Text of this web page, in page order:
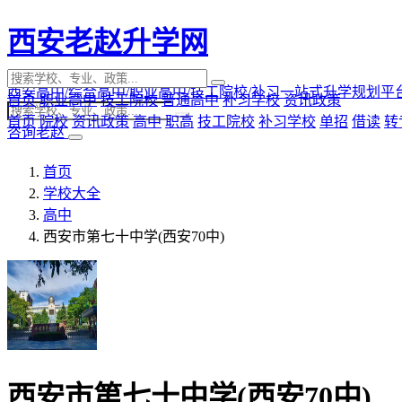
西安老赵升学网
西安高中/综合高中/职业高中/技工院校/补习一站式升学规划平
咨询老赵
首页 职业高中 技工院校 普通高中 补习学校 资讯政策
首页 院校 资讯政策 高中 职高 技工院校 补习学校 单招 借读 转
首页
学校大全
高中
西安市第七十中学(西安70中)